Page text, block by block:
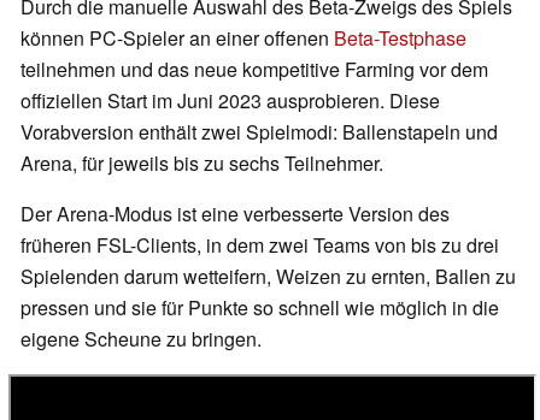
Durch die manuelle Auswahl des Beta-Zweigs des Spiels
können PC-Spieler an einer offenen Beta-Testphase
teilnehmen und das neue kompetitive Farming vor dem
offiziellen Start im Juni 2023 ausprobieren. Diese
Vorabversion enthält zwei Spielmodi: Ballenstapeln und
Arena, für jeweils bis zu sechs Teilnehmer.
Der Arena-Modus ist eine verbesserte Version des
früheren FSL-Clients, in dem zwei Teams von bis zu drei
Spielenden darum wetteifern, Weizen zu ernten, Ballen zu
pressen und sie für Punkte so schnell wie möglich in die
eigene Scheune zu bringen.